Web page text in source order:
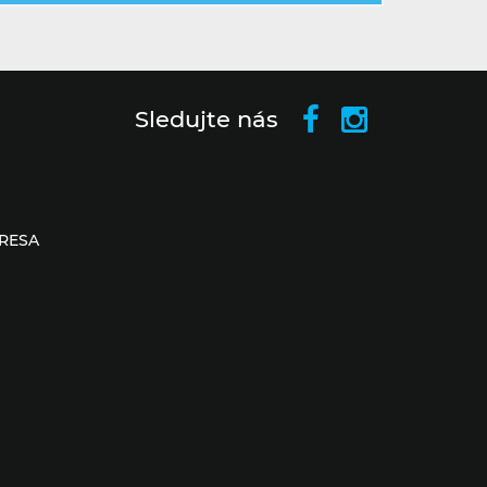
Sledujte nás